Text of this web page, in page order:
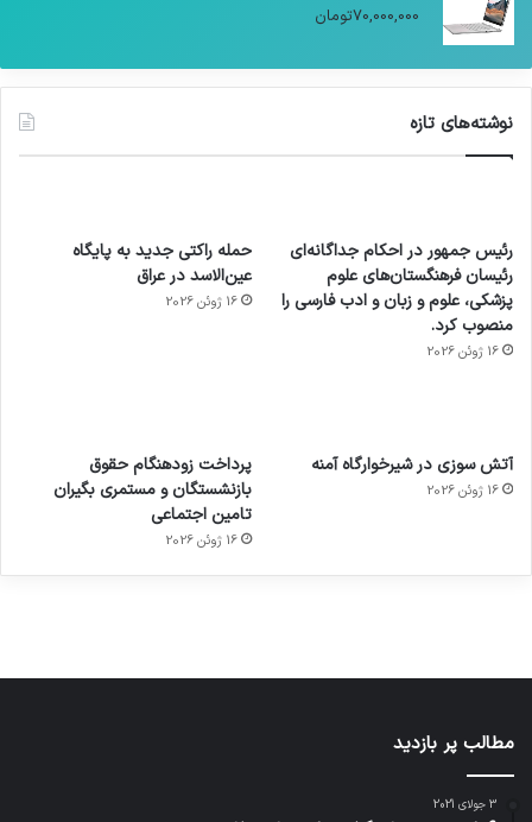
70,000,000تومان
نوشته‌های تازه
رئیس جمهور در احکام جداگانه‌ای
رئیسان فرهنگستان‌های علوم
پزشکی، علوم و زبان و ادب فارسی را
منصوب کرد.
16 ژوئن 2026
حمله راکتی جدید به پایگاه
عین‌الاسد در عراق
16 ژوئن 2026
آتش سوزی در شیرخوارگاه آمنه
16 ژوئن 2026
پرداخت زودهنگام حقوق
بازنشستگان و مستمری بگیران
تامین اجتماعی
16 ژوئن 2026
برای
کشف
توسط
مجازی
…
ساعت
هوشمند
با طعم
توسط
ژاکت
در
های
2023
توسط
مطالب پر بازدید
3 جولای 2021